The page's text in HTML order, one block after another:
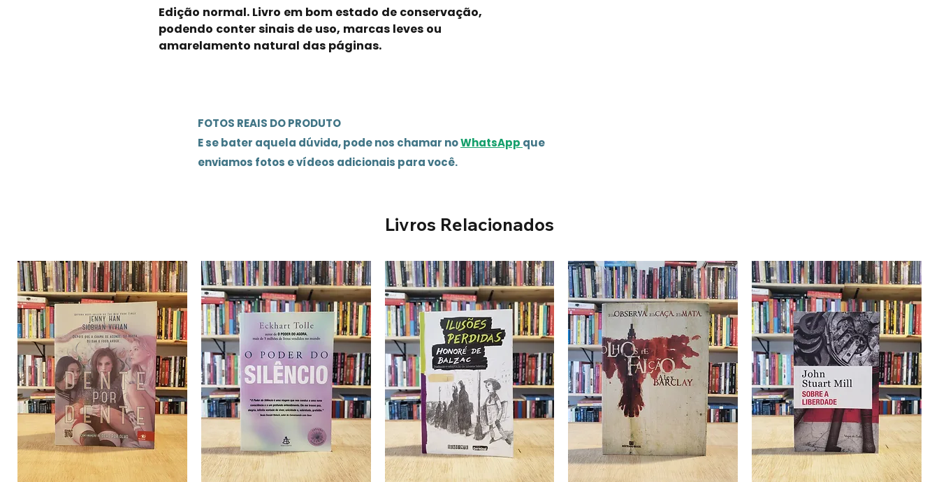
Edição normal. Livro em bom estado de conservação,
podendo conter sinais de uso, marcas leves ou
amarelamento natural das páginas.
FOTOS REAIS DO PRODUTO
E se bater aquela dúvida, pode nos chamar noWhatsApp que
enviamos fotos e vídeos adicionais para você.
Livros Relacionados